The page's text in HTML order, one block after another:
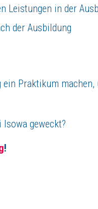
Leistungen in der
der Ausbildung
Praktikum
geweckt?
!